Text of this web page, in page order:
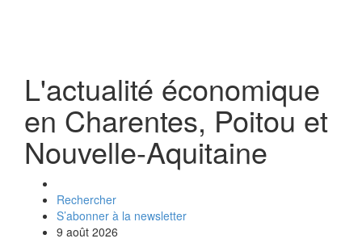
L'actualité économique
en Charentes, Poitou et
Nouvelle-Aquitaine
Rechercher
S’abonner à la newsletter
9 août 2026